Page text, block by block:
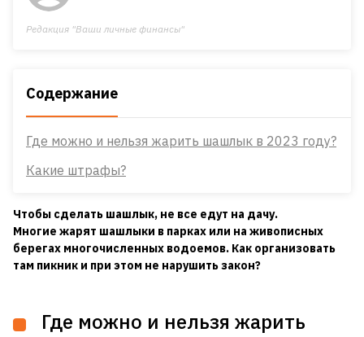
Редакция "Ваши личные финансы"
Содержание
Где можно и нельзя жарить шашлык в 2023 году?
Какие штрафы?
Чтобы сделать шашлык, не все едут на дачу.
Многие жарят шашлыки в парках или на живописных
берегах многочисленных водоемов. Как организовать
там пикник и при этом не нарушить закон?
Где можно и нельзя жарить